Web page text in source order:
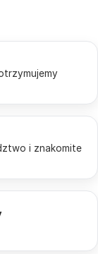
i znakomite